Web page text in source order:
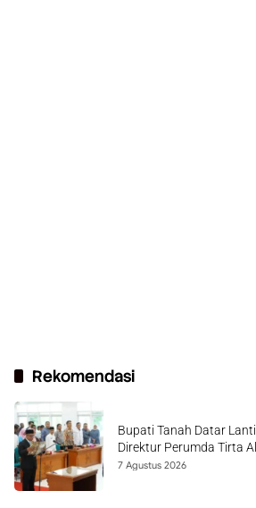
Rekomendasi
Bupati Tanah Datar
Direktur Perumda Tirta
7 Agustus 2026